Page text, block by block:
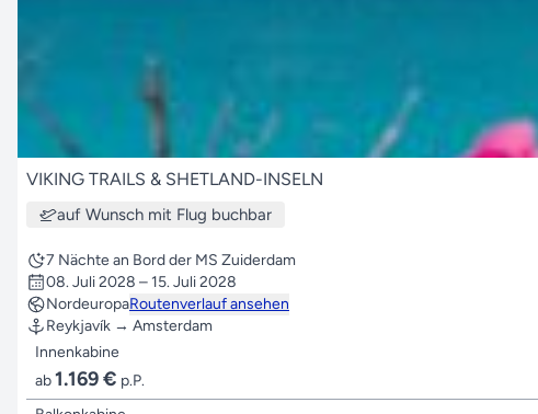
VIKING TRAILS & SHETLAND-INSELN
auf Wunsch mit Flug buchbar
7 Nächte an Bord der MS Zuiderdam
08. Juli 2028 – 15. Juli 2028
NordeuropaRoutenverlauf ansehen
Reykjavík → Amsterdam
Innenkabine
ab1.169 € p.P.